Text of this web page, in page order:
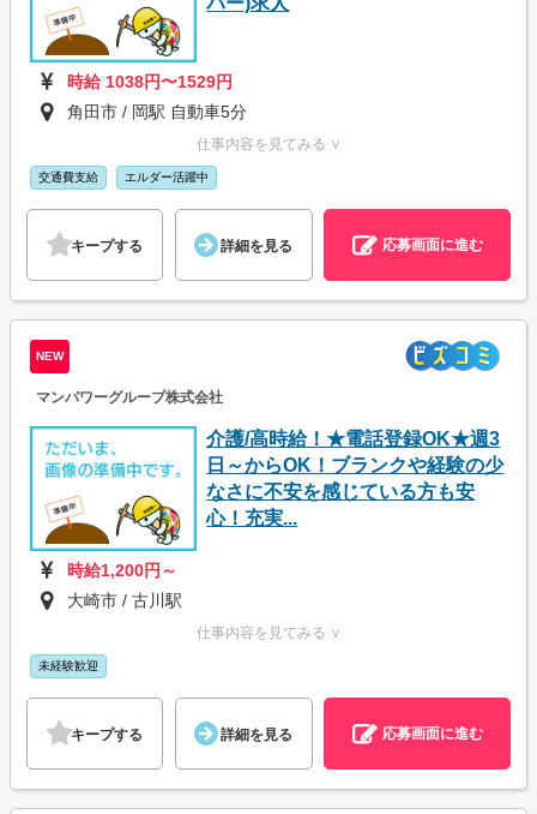
時給 1038円〜1529円
角田市 / 岡駅 自動車5分
仕事内容を見てみる ∨
交通費支給 エルダー活躍中
キープする 詳細を見る 応募画面に進む
NEW
マンパワーグループ株式会社
介護/高時給！★電話登録OK★週3
日～からOK！ブランクや経験の少
なさに不安を感じている方も安
心！充実...
時給1,200円～
大崎市 / 古川駅
仕事内容を見てみる ∨
未経験歓迎
キープする 詳細を見る 応募画面に進む